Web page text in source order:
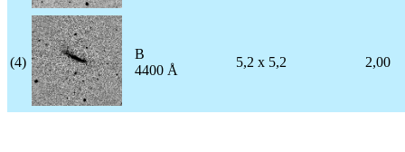
(4)
B
4400 Å
5,2 x 5,2 2,00